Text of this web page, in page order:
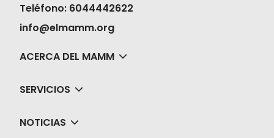
Teléfono: 6044442622
info@elmamm.org
ACERCA DEL MAMM
SERVICIOS
NOTICIAS